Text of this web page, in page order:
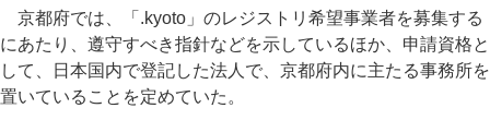
京都府では、「.kyoto」のレジストリ希望事業者を募集する
にあたり、遵守すべき指針などを示しているほか、申請資格と
して、日本国内で登記した法人で、京都府内に主たる事務所を
置いていることを定めていた。